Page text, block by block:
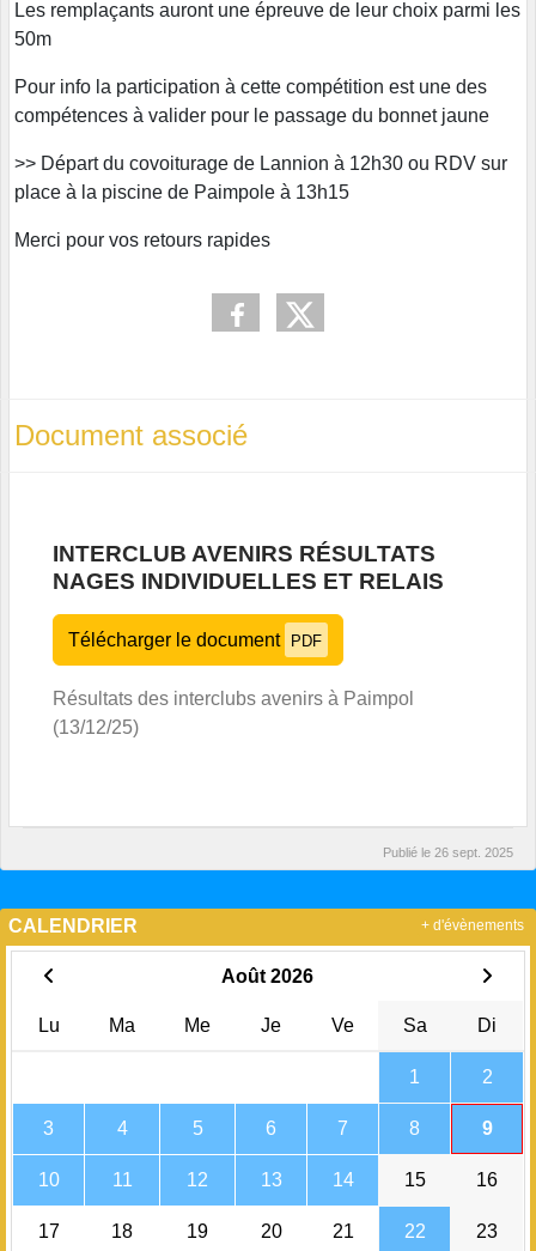
Les remplaçants auront une épreuve de leur choix parmi les
50m
Pour info la participation à cette compétition est une des
compétences à valider pour le passage du bonnet jaune
>> Départ du covoiturage de Lannion à 12h30 ou RDV sur
place à la piscine de Paimpole à 13h15
Merci pour vos retours rapides
Document associé
INTERCLUB AVENIRS RÉSULTATS
NAGES INDIVIDUELLES ET RELAIS
Télécharger le document PDF
Résultats des interclubs avenirs à Paimpol
(13/12/25)
Publié le 26 sept. 2025
CALENDRIER
Août 2026
Lu Ma Me Je Ve Sa Di
1 2
3 4 5 6 7 8 9
10 11 12 13 14 15 16
17 18 19 20 21 22 23
+ d'évènements